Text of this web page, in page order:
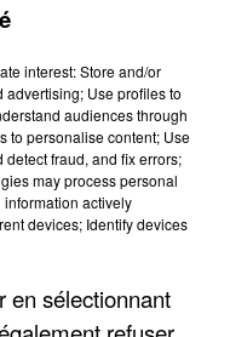
LES
interest: Store and/or
Use profiles to
audiences through
to personalise content; Use
fraud, and fix errors;
may process personal
actively
devices; Identify devices
en sélectionnant